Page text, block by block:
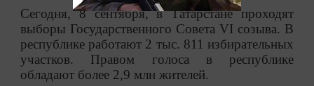
Сегодня, 8 сентября, в Татарстане проходят
выборы Государственного Совета VI созыва. В
республике работают 2 тыс. 811 избирательных
участков. Правом голоса в республике
обладают более 2,9 млн жителей.